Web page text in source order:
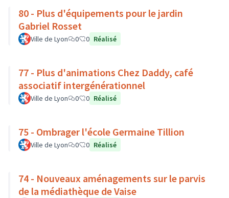
80 - Plus d'équipements pour le jardin
Gabriel Rosset
Ville de Lyon 0 0 Réalisé
77 - Plus d'animations Chez Daddy, café
associatif intergénérationnel
Ville de Lyon 0 0 Réalisé
75 - Ombrager l'école Germaine Tillion
Ville de Lyon 0 0 Réalisé
74 - Nouveaux aménagements sur le parvis
de la médiathèque de Vaise